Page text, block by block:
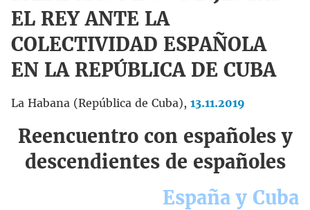
EL REY ANTE LA
COLECTIVIDAD ESPAÑOLA
EN LA REPÚBLICA DE CUBA
La Habana (República de Cuba), 13.11.2019
Reencuentro con españoles y
descendientes de españoles
España y Cuba